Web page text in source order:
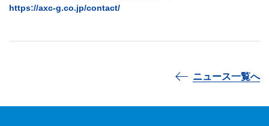
https://axc-g.co.jp/contact/
ニュース一覧へ